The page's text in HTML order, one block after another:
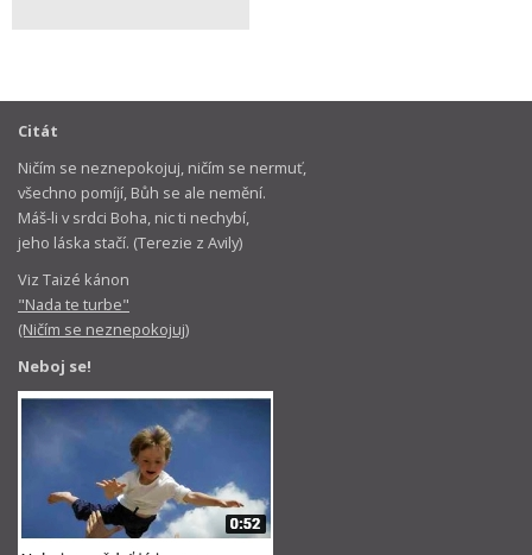
Citát
Ničím se neznepokojuj, ničím se nermuť,
všechno pomíjí, Bůh se ale nemění.
Máš-li v srdci Boha, nic ti nechybí,
jeho láska stačí. (Terezie z Avily)
Viz Taizé kánon
"Nada te turbe"
(Ničím se neznepokojuj)
Neboj se!